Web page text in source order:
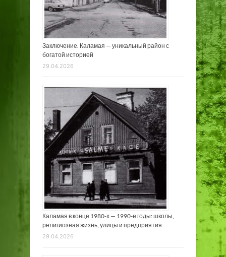
Заключение. Каламая — уникальный район с
богатой историей
29.04.2026
Каламая в конце 1980-х — 1990-е годы: школы,
религиозная жизнь, улицы и предприятия
29.04.2026